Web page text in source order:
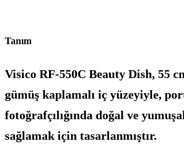
Tanım
Visico RF-550C Beauty Dish, 55
gümüş kaplamalı iç yüzeyiyle,
fotoğrafçılığında doğal ve
sağlamak için tasarlanmıştır.